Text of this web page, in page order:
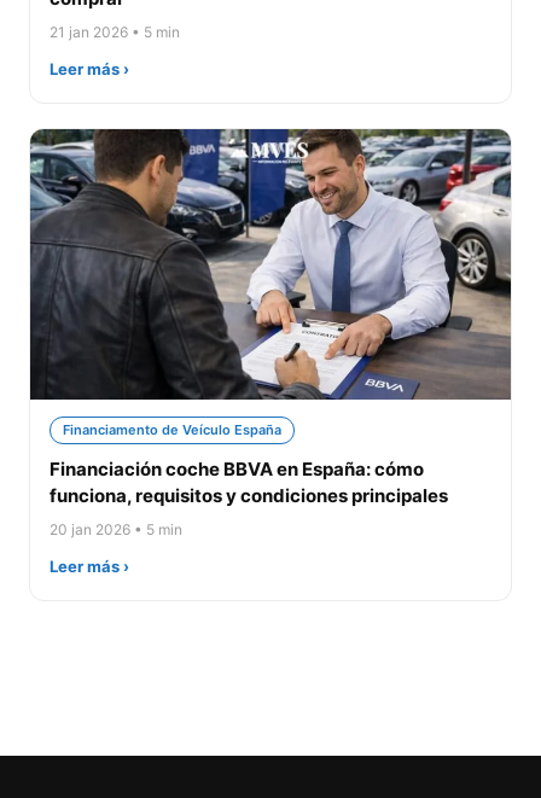
21 jan 2026 • 5 min
Leer más ›
Financiamento de Veículo España
Financiación coche BBVA en España: cómo
funciona, requisitos y condiciones principales
20 jan 2026 • 5 min
Leer más ›